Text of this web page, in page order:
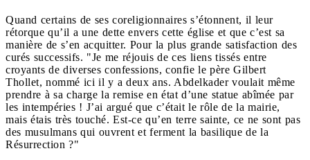
Quand certains de ses coreligionnaires s’étonnent, il leur
rétorque qu’il a une dette envers cette église et que c’est sa
manière de s’en acquitter. Pour la plus grande satisfaction des
curés successifs. "Je me réjouis de ces liens tissés entre
croyants de diverses confessions, confie le père Gilbert
Thollet, nommé ici il y a deux ans. Abdelkader voulait même
prendre à sa charge la remise en état d’une statue abîmée par
les intempéries ! J’ai argué que c’était le rôle de la mairie,
mais étais très touché. Est-ce qu’en terre sainte, ce ne sont pas
des musulmans qui ouvrent et ferment la basilique de la
Résurrection ?"